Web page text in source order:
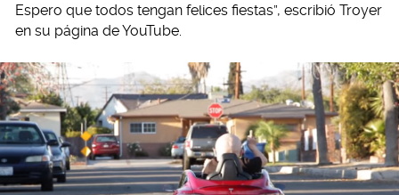
Espero que todos tengan felices fiestas”, escribió Troyer
en su página de YouTube.